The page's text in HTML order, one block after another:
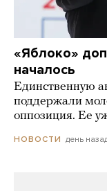
«Яблоко»
началось
Единственную
поддержали
оппозиция. Ее
НОВОСТИ день